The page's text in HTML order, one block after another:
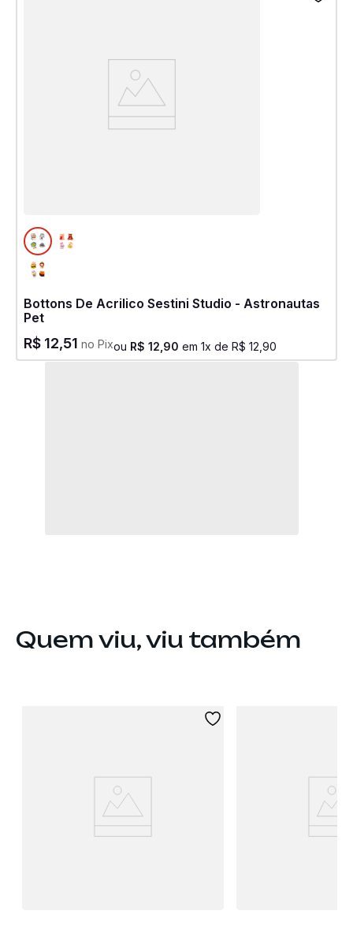
Bottons De Acrilico Sestini Studio - Astronautas
Pet
R$ 12,51 no Pixou R$ 12 90 em 1x de R$ 12 90
Quem viu, viu também